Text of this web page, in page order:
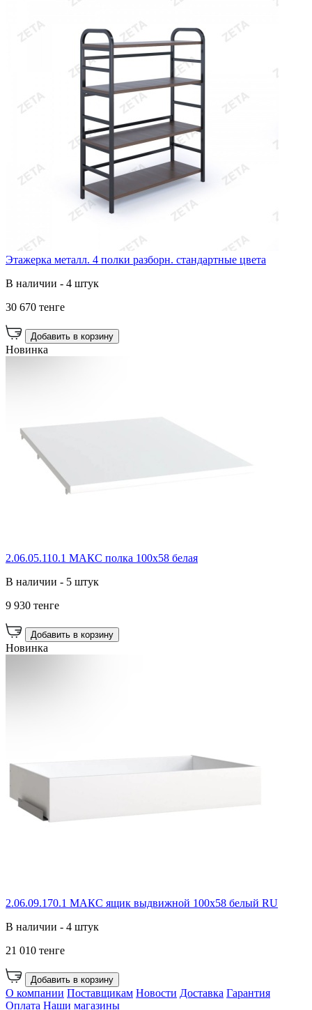
Этажерка металл. 4 полки разборн. стандартные цвета
В наличии - 4 штук
30 670 тенге
Добавить в корзину
Новинка
2.06.05.110.1 МАКС полка 100х58 белая
В наличии - 5 штук
9 930 тенге
Добавить в корзину
Новинка
2.06.09.170.1 МАКС ящик выдвижной 100х58 белый RU
В наличии - 4 штук
21 010 тенге
Добавить в корзину
О компании Поставщикам Новости Доставка Гарантия
Оплата Наши магазины